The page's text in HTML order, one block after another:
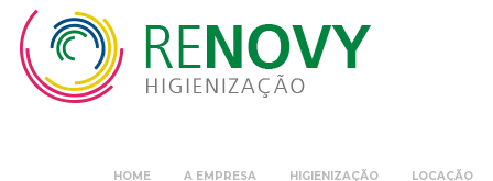
HOME A EMPRESA HIGIENIZAÇÃO
LOCAÇÃO